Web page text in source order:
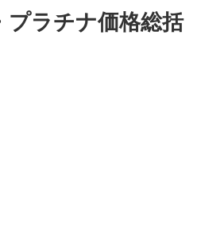
プラチナ価格総括